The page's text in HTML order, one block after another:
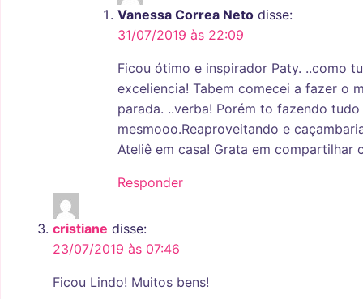
Vanessa Correa Neto disse:
31/07/2019 às 22:09
Ficou ótimo e inspirador Paty. ..como
exceliencia! Tabem comecei a fazer o
parada. ..verba! Porém to fazendo
mesmooo.Reaproveitando e
Ateliê em casa! Grata em compartilhar
Responder
cristiane disse:
23/07/2019 às 07:46
Ficou Lindo! Muitos bens!